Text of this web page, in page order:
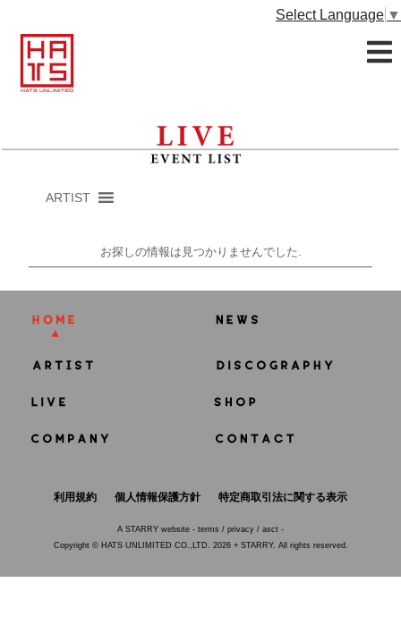
Select Language ▼
ARTIST
お探しの情報は見つかりませんでした.
利用規約 個人情報保護方針 特定商取引法に関する表示
A STARRY website - terms / privacy / asct -
Copyright © HATS UNLIMITED CO.,LTD. 2026 + STARRY. All rights reserved.